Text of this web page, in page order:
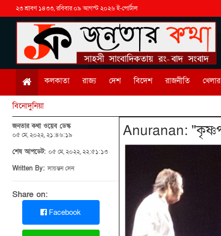
২৩ শ্রাবণ ১৪৩৩, রবিবার ০৯ আগস্ট ২০২৬ ই-পোর্টাল
কলকাতা রাজ্য দেশ বিদেশ রাজনীতি
বিনোদুনিয়া
জনতার কথা ওয়েব ডেস্ক
০৫ মে, ২০২২, ২১:৪৬:১৯
শেষ আপডেট: ০৫ মে, ২০২২, ২২:৫১:১৩
Written By:সায়ন্তন সেন
Share on:
Facebook
Anuranan: